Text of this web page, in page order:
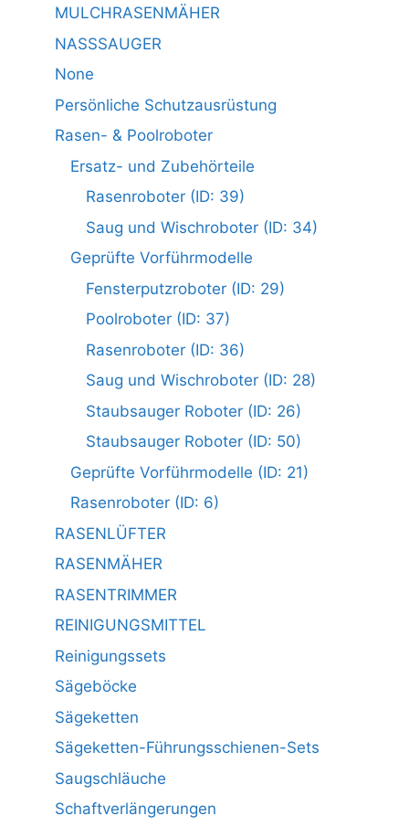
MULCHRASENMÄHER
NASSSAUGER
None
Persönliche Schutzausrüstung
Rasen- & Poolroboter
Ersatz- und Zubehörteile
Rasenroboter (ID: 39)
Saug und Wischroboter (ID: 34)
Geprüfte Vorführmodelle
Fensterputzroboter (ID: 29)
Poolroboter (ID: 37)
Rasenroboter (ID: 36)
Saug und Wischroboter (ID: 28)
Staubsauger Roboter (ID: 26)
Staubsauger Roboter (ID: 50)
Geprüfte Vorführmodelle (ID: 21)
Rasenroboter (ID: 6)
RASENLÜFTER
RASENMÄHER
RASENTRIMMER
REINIGUNGSMITTEL
Reinigungssets
Sägeböcke
Sägeketten
Sägeketten-Führungsschienen-Sets
Saugschläuche
Schaftverlängerungen